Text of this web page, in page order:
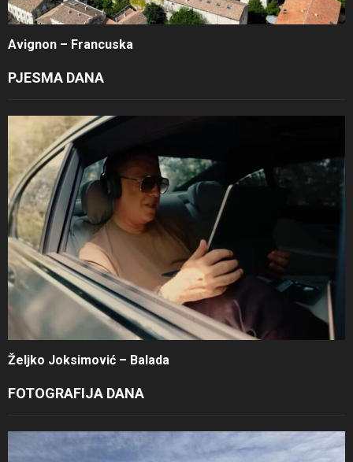
Avignon – Francuska
PJESMA DANA
Željko Joksimović – Balada
FOTOGRAFIJA DANA